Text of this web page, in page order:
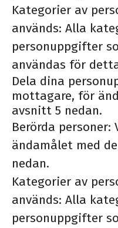
Kategorier av
används: Alla
personuppgifter
användas för
Dela dina
mottagare, för
avsnitt 5 nedan.
Berörda personer:
ändamålet med
nedan.
Kategorier av
används: Alla
personuppgifter